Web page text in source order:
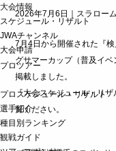
i
o
大会情報
スケジュール・リザルト
JWAチャンネル
大会申請
プロツアー
プロスケジュール・リザルト
選手紹介
種目別ランキング
観戦ガイド
2026年7月6日｜ スラローム
7月4日から開催された『
グサマーカップ（普及イ
掲載しました。
『大会スケジュール・リ
覧ください。